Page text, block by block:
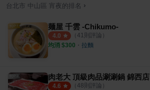
台北市 中山區 宵夜 的排名 ›
麺屋 千雲 -Chikumo-
4.0 （ 41則評論）
均消 $300 ・ 拉麵
肉老大 頂級肉品涮涮鍋 錦西店
4.6 （ 48則評論）